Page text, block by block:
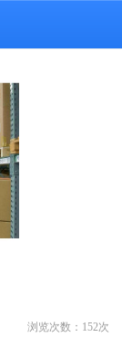
浏览次数： 152次